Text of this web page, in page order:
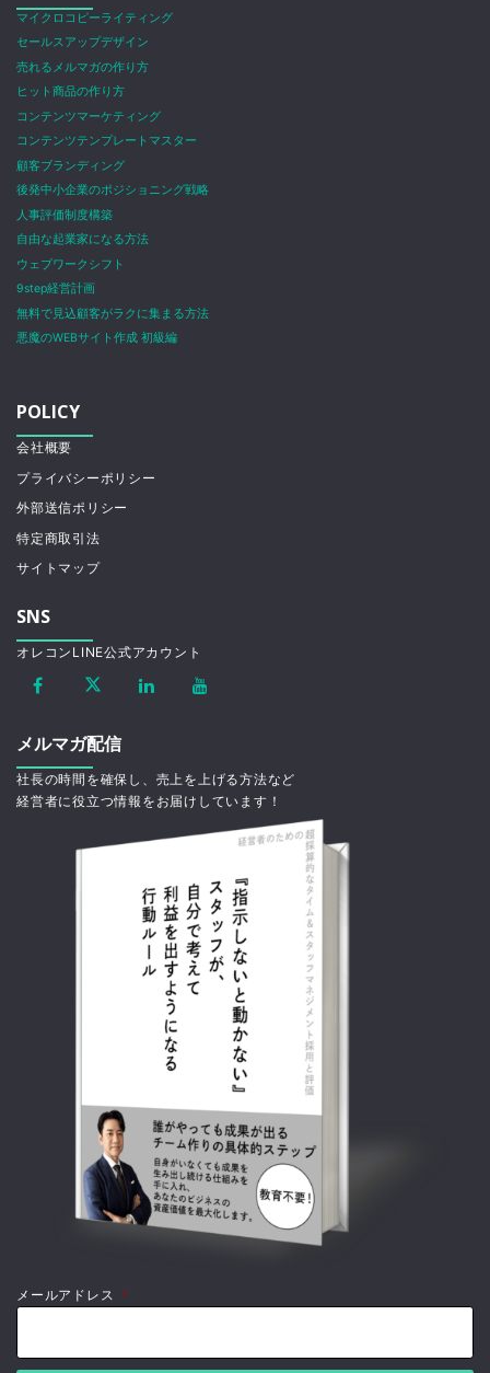
マイクロコピーライティング
セールスアップデザイン
売れるメルマガの作り方
ヒット商品の作り方
コンテンツマーケティング
コンテンツテンプレートマスター
顧客ブランディング
後発中小企業のポジショニング戦略
人事評価制度構築
自由な起業家になる方法
ウェブワークシフト
9step経営計画
無料で見込顧客がラクに集まる方法
悪魔のWEBサイト作成 初級編
POLICY
会社概要
プライバシーポリシー
外部送信ポリシー
特定商取引法
サイトマップ
SNS
オレコンLINE公式アカウント
メルマガ配信
社長の時間を確保し、売上を上げる方法など
経営者に役立つ情報をお届けしています！
メールアドレス *